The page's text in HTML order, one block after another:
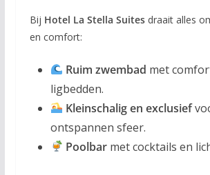
Bij Hotel La Stella Suitesdraait alles
en comfort:
Ruim zwembad met
ligbedden.
Kleinschalig en exclusief
ontspannen sfeer.
Poolbarmet cocktails en